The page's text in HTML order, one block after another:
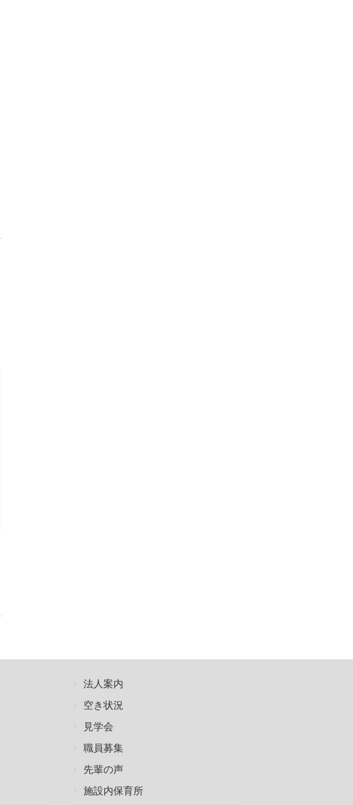
法人案内
空き状況
見学会
職員募集
先輩の声
施設内保育所